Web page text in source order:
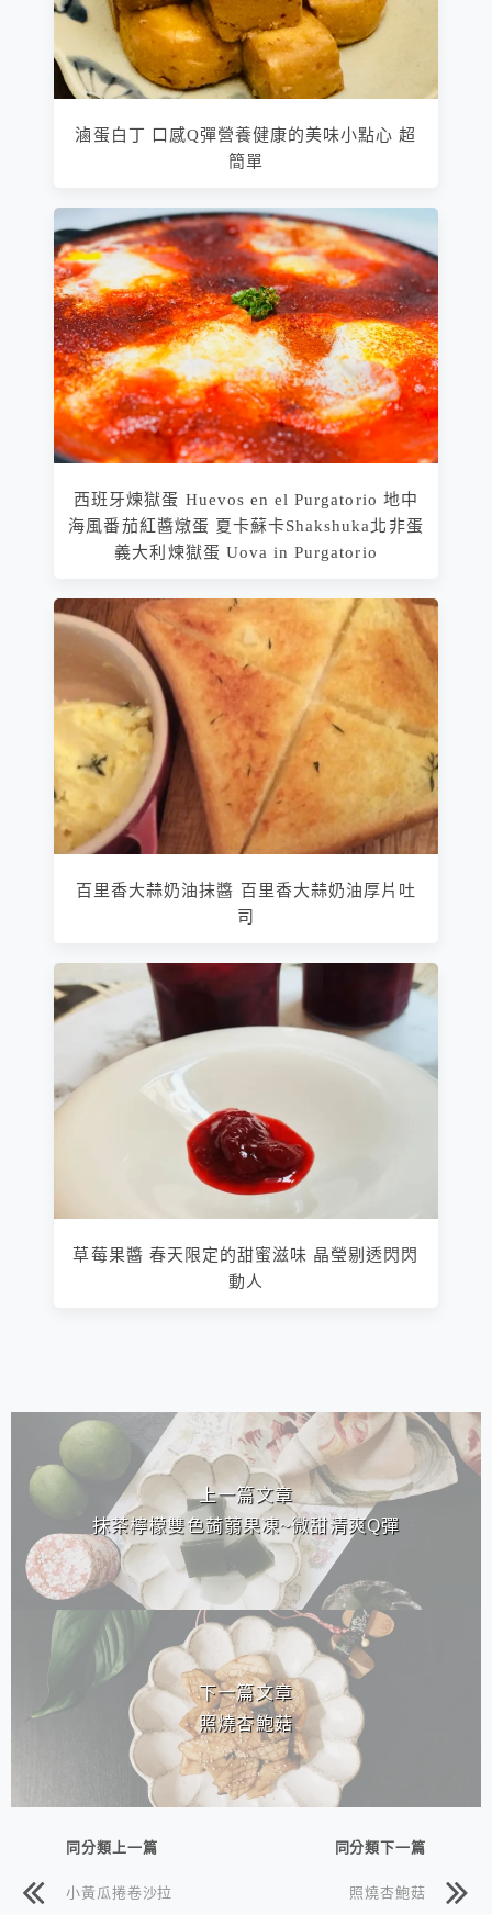
滷蛋白丁 口感Q彈營養健康的美味小點心 超
簡單
西班牙煉獄蛋 Huevos en el Purgatorio 地中
海風番茄紅醬燉蛋 夏卡蘇卡Shakshuka北非蛋
義大利煉獄蛋 Uova in Purgatorio
百里香大蒜奶油抹醬 百里香大蒜奶油厚片吐
司
草莓果醬 春天限定的甜蜜滋味 晶瑩剔透閃閃
動人
相連文章
上一篇文章
抹茶檸檬雙色蒟蒻果凍~微甜清爽Q彈
下一篇文章
照燒杏鮑菇
同分類上一篇
小黃瓜捲卷沙拉
同分類下一篇
照燒杏鮑菇